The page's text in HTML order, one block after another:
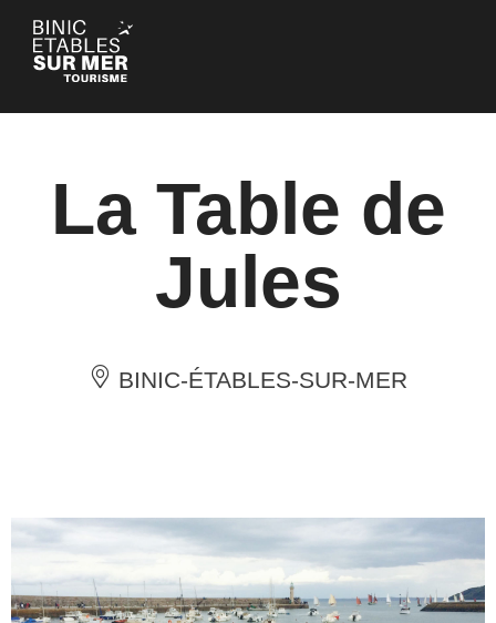
Cookie-Einstellungen
La Table de
Jules
BINIC-ÉTABLES-SUR-MER